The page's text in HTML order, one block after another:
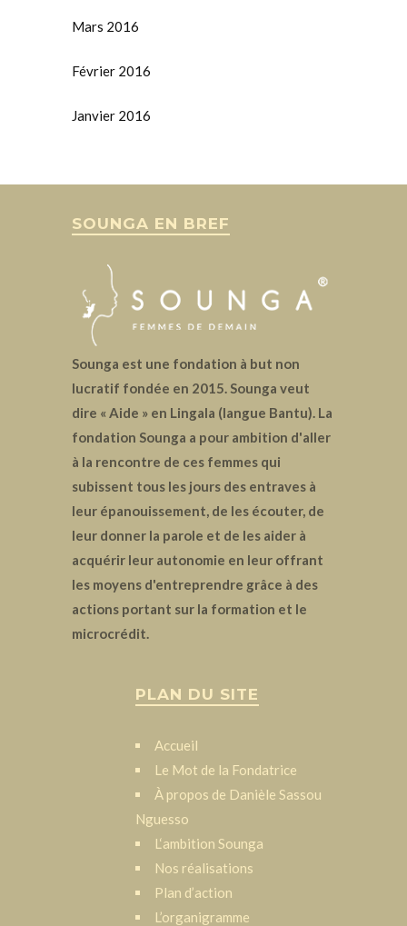
Mars 2016
Février 2016
Janvier 2016
SOUNGA EN BREF
Sounga est une fondation à but non
lucratif fondée en 2015. Sounga veut
dire « Aide » en Lingala (langue Bantu). La
fondation Sounga a pour ambition d'aller
à la rencontre de ces femmes qui
subissent tous les jours des entraves à
leur épanouissement, de les écouter, de
leur donner la parole et de les aider à
acquérir leur autonomie en leur offrant
les moyens d'entreprendre grâce à des
actions portant sur la formation et le
microcrédit.
PLAN DU SITE
Accueil
Le Mot de la Fondatrice
À propos de Danièle Sassou
Nguesso
L‘ambition Sounga
Nos réalisations
Plan d’action
L’organigramme